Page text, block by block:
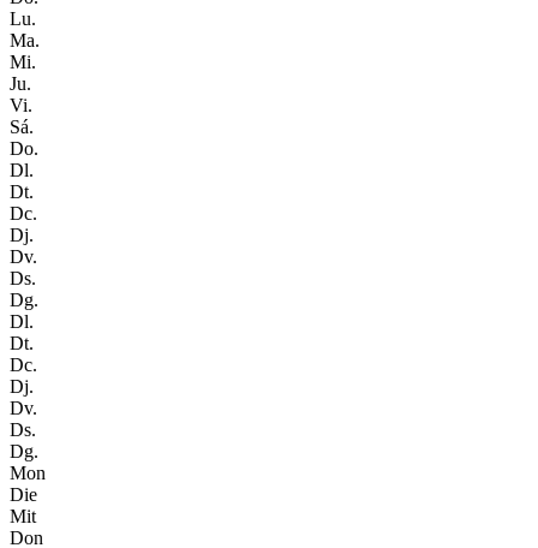
Lu.
Ma.
Mi.
Ju.
Vi.
Sá.
Do.
Dl.
Dt.
Dc.
Dj.
Dv.
Ds.
Dg.
Dl.
Dt.
Dc.
Dj.
Dv.
Ds.
Dg.
Mon
Die
Mit
Don